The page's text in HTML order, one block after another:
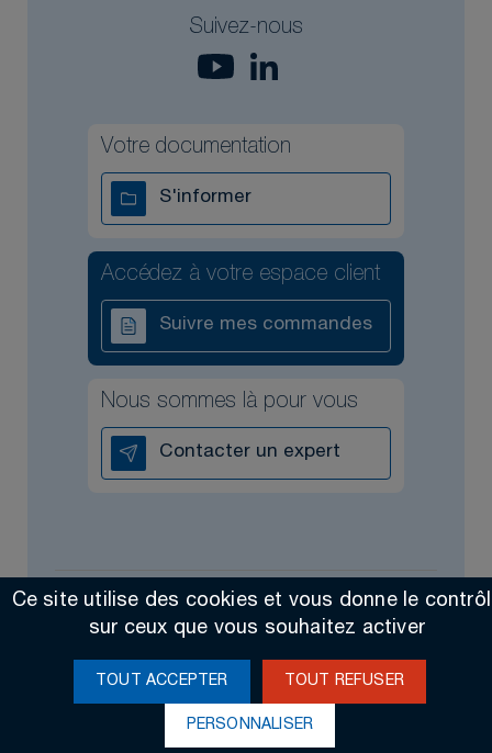
Suivez-nous
Votre documentation
S'informer
Accédez à votre espace client
Suivre mes commandes
Nous sommes là pour vous
Contacter un expert
Tous droits réservés @2026 Contact Mentions légales
Ce site utilise des cookies et vous donne le
sur ceux que vous souhaitez activer
TOUT ACCEPTER TOUT REFUSER
PERSONNALISER